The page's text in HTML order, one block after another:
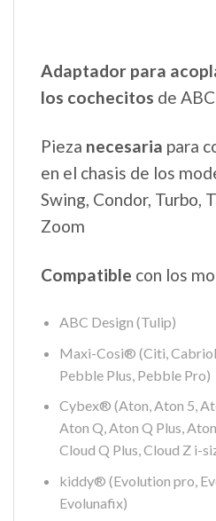
Adaptador para
los cochecitos de
Pieza necesaria para
en el chasis de los
Swing, Condor, Turbo,
Zoom
Compatible con los
ABC Design (Tulip)
Maxi-Cosi® (Citi,
Pebble Plus, Pebble Pro)
Cybex® (Aton, Aton 5,
Aton Q, Aton Q Plus,
Cloud Q Plus, Cloud Z i-
kiddy® (Evolution pro,
Evolunafix)